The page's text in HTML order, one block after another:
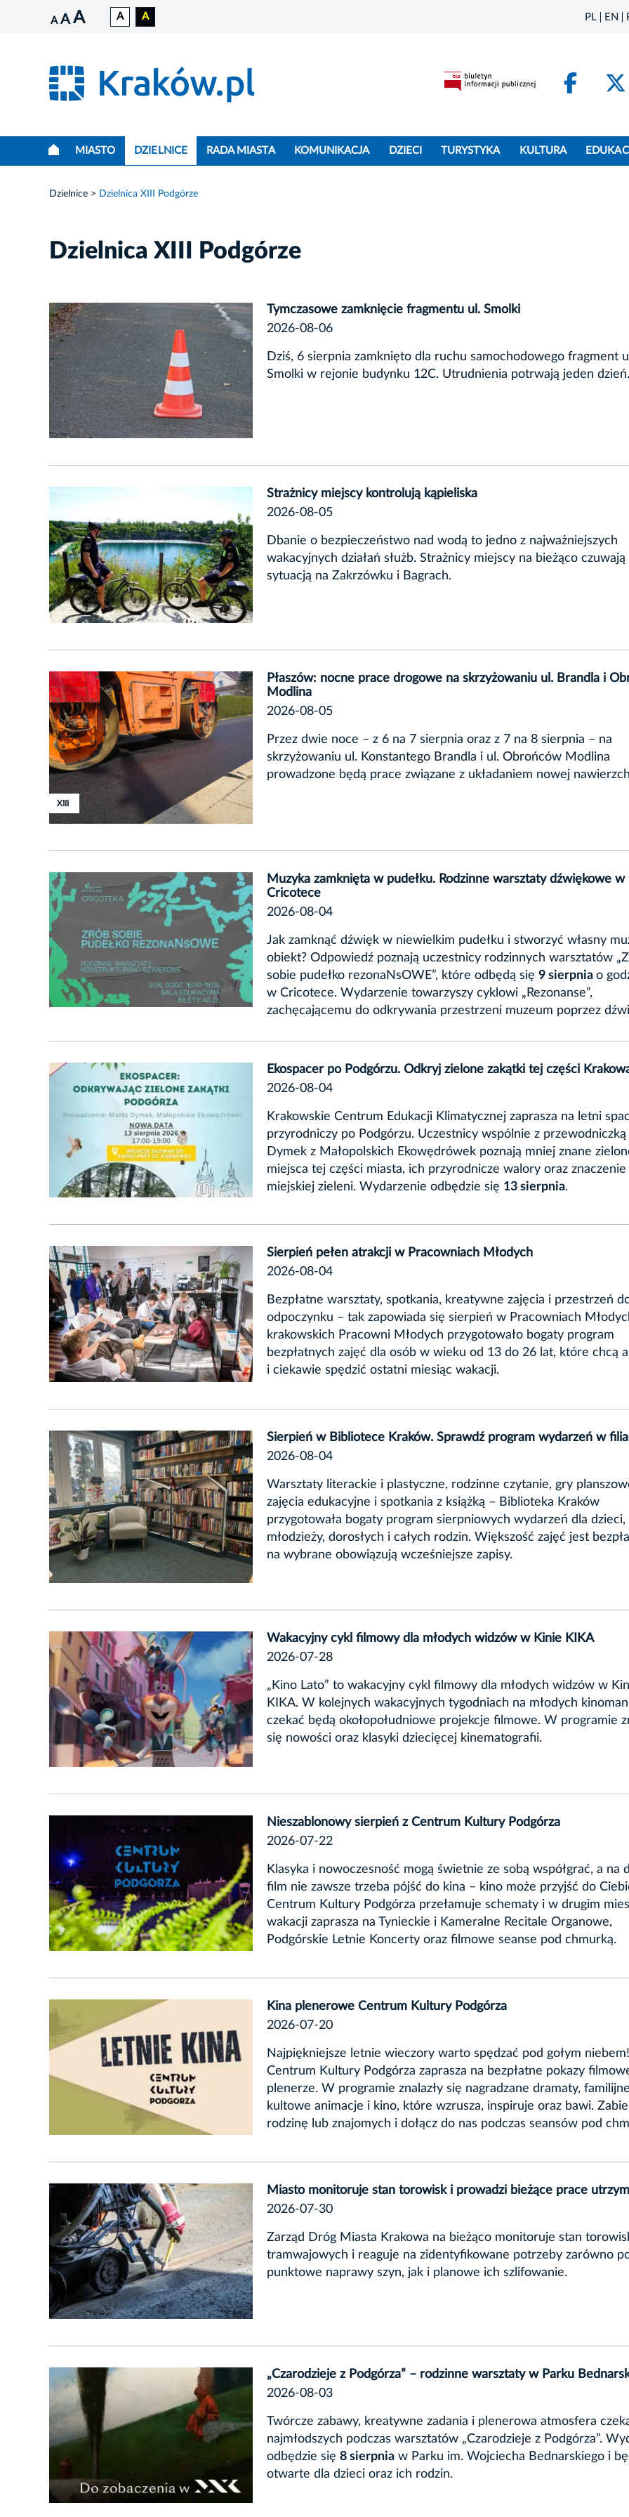
A A A A A PL EN
MIASTO DZIELNICE RADA MIASTA KOMUNIKACJA DZIECI TURYSTYKA KULTURA
Dzielnice Dzielnica XIII Podgórze
Dzielnica XIII Podgórze
Tymczasowe zamknięcie fragmentu ul. Smolki
2026-08-06
Dziś, 6 sierpnia zamknięto dla ruchu samochodowego fragment
Smolki w rejonie budynku 12C. Utrudnienia potrwają jeden dzień.
Strażnicy miejscy kontrolują kąpieliska
2026-08-05
Dbanie o bezpieczeństwo nad wodą to jedno z najważniejszych
wakacyjnych działań służb. Strażnicy miejscy na bieżąco czuwają
sytuacją na Zakrzówku i Bagrach.
XIII
Płaszów: nocne prace drogowe na skrzyżowaniu ul. Brandla i
Modlina
2026-08-05
Przez dwie noce – z 6 na 7 sierpnia oraz z 7 na 8 sierpnia – na
skrzyżowaniu ul. Konstantego Brandla i ul. Obrońców Modlina
prowadzone będą prace związane z układaniem nowej
Muzyka zamknięta w pudełku. Rodzinne warsztaty dźwiękowe w
Cricotece
2026-08-04
Jak zamknąć dźwięk w niewielkim pudełku i stworzyć własny
obiekt? Odpowiedź poznają uczestnicy rodzinnych warsztatów
sobie pudełko rezonaNsOWE”, które odbędą się9 sierpniao
w Cricotece. Wydarzenie towarzyszy cyklowi „Rezonanse”,
zachęcającemu do odkrywania przestrzeni muzeum poprzez
Ekospacer po Podgórzu. Odkryj zielone zakątki tej części
2026-08-04
Krakowskie Centrum Edukacji Klimatycznej zaprasza na letni
przyrodniczy po Podgórzu. Uczestnicy wspólnie z
Dymek z Małopolskich Ekowędrówek poznają mniej znane
miejsca tej części miasta, ich przyrodnicze walory oraz znaczenie
miejskiej zieleni. Wydarzenie odbędzie się 13 sierpnia.
Sierpień pełen atrakcji w Pracowniach Młodych
2026-08-04
Bezpłatne warsztaty, spotkania, kreatywne zajęcia i przestrzeń
odpoczynku – tak zapowiada się sierpień w Pracowniach
krakowskich Pracowni Młodych przygotowało bogaty program
bezpłatnych zajęć dla osób w wieku od 13 do 26 lat, które chcą
i ciekawie spędzić ostatni miesiąc wakacji.
Sierpień w Bibliotece Kraków. Sprawdź program wydarzeń w
2026-08-04
Warsztaty literackie i plastyczne, rodzinne czytanie, gry
zajęcia edukacyjne i spotkania z książką – Biblioteka Kraków
przygotowała bogaty program sierpniowych wydarzeń dla dzieci,
młodzieży, dorosłych i całych rodzin. Większość zajęć jest
na wybrane obowiązują wcześniejsze zapisy.
Wakacyjny cykl filmowy dla młodych widzów w Kinie KIKA
2026-07-28
„Kino Lato” to wakacyjny cykl filmowy dla młodych widzów w
KIKA. W kolejnych wakacyjnych tygodniach na młodych
czekać będą okołopołudniowe projekcje filmowe. W programie
się nowości oraz klasyki dziecięcej kinematografii.
Nieszablonowy sierpień z Centrum Kultury Podgórza
2026-07-22
Klasyka i nowoczesność mogą świetnie ze sobą współgrać, a na
film nie zawsze trzeba pójść do kina – kino może przyjść do
Centrum Kultury Podgórza przełamuje schematy i w drugim
wakacji zaprasza na Tynieckie i Kameralne Recitale Organowe,
Podgórskie Letnie Koncerty oraz filmowe seanse pod chmurką.
Kina plenerowe Centrum Kultury Podgórza
2026-07-20
Najpiękniejsze letnie wieczory warto spędzać pod gołym niebem!
Centrum Kultury Podgórza zaprasza na bezpłatne pokazy
plenerze. W programie znalazły się nagradzane dramaty,
kultowe animacje i kino, które wzrusza, inspiruje oraz bawi.
rodzinę lub znajomych i dołącz do nas podczas seansów pod
Miasto monitoruje stan torowisk i prowadzi bieżące prace
2026-07-30
Zarząd Dróg Miasta Krakowa na bieżąco monitoruje stan
tramwajowych i reaguje na zidentyfikowane potrzeby zarówno
punktowe naprawy szyn, jak i planowe ich szlifowanie.
„Czarodzieje z Podgórza” – rodzinne warsztaty w Parku
2026-08-03
Twórcze zabawy, kreatywne zadania i plenerowa atmosfera
najmłodszych podczas warsztatów „Czarodzieje z Podgórza”.
odbędzie się8 sierpnia w Parku im. Wojciecha Bednarskiego i
otwarte dla dzieci oraz ich rodzin.